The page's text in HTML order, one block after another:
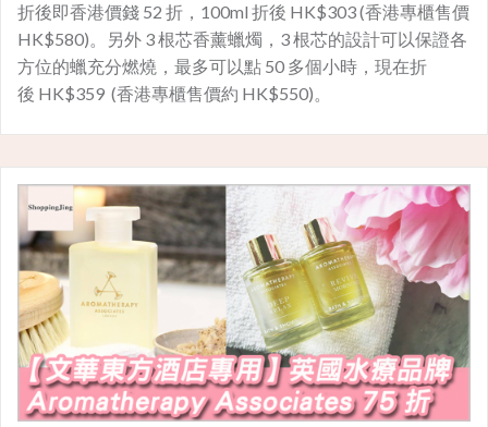
折後即香港價錢 52 折，100ml 折後 HK$303 (香港專櫃售價
HK$580)。另外 3 根芯香薰蠟燭，3 根芯的設計可以保證各
方位的蠟充分燃燒，最多可以點 50 多個小時，現在折
後 HK$359 (香港專櫃售價約 HK$550)。